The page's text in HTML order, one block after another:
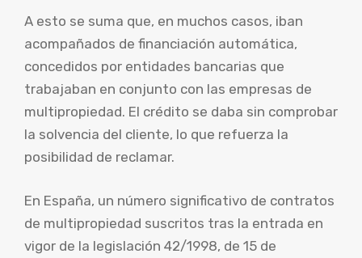
A esto se suma que, en muchos casos, iban
acompañados de financiación automática,
concedidos por entidades bancarias que
trabajaban en conjunto con las empresas de
multipropiedad. El crédito se daba sin comprobar
la solvencia del cliente, lo que refuerza la
posibilidad de reclamar.
En España, un número significativo de contratos
de multipropiedad suscritos tras la entrada en
vigor de la legislación 42/1998, de 15 de